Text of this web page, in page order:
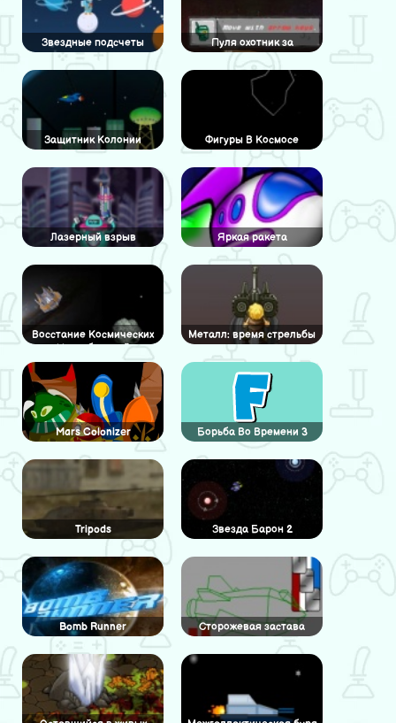
Звездные подсчеты
Пуля охотник за
головами
Защитник Колонии Фигуры В Космосе
Лазерный взрыв Яркая ракета
Восстание Космических
Истребителей
Металл: время стрельбы
Mars Colonizer Борьба Во Времени 3
Tripods Звезда Барон 2
Bomb Runner Сторожевая застава